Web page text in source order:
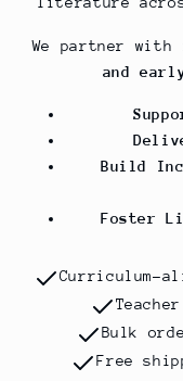
We partner with
and
Build
Foster
Curriculum-
Bulk
Free